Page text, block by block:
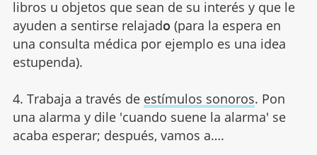
libros u objetos que sean de su interés y que le
ayuden a sentirse relajado (para la espera en
una consulta médica por ejemplo es una idea
estupenda).
4. Trabaja a través de estímulos sonoros. Pon
una alarma y dile 'cuando suene la alarma' se
acaba esperar; después, vamos a….